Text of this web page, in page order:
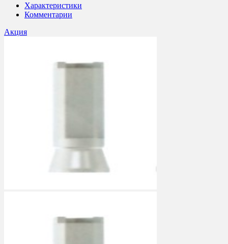
Характеристики
Комментарии
Акция